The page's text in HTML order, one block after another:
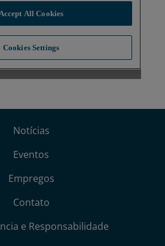
Notícias
Eventos
Empregos
Contato
e Responsabilidade